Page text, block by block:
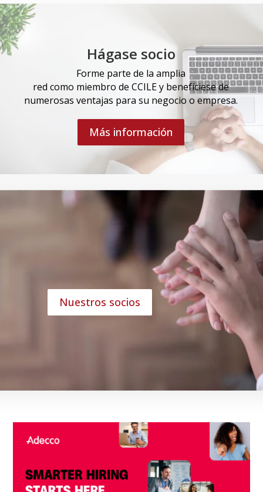
Hágase socio
Forme parte de la amplia
red como miembro de CCILE y benefíciese de
numerosas ventajas para su negocio o empresa.
Más información
Nuestros socios